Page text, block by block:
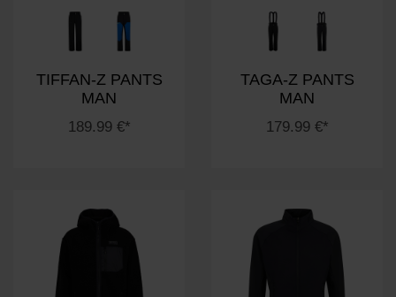
TIFFAN-Z PANTS
MAN
189.99 €*
TAGA-Z PANTS
MAN
179.99 €*